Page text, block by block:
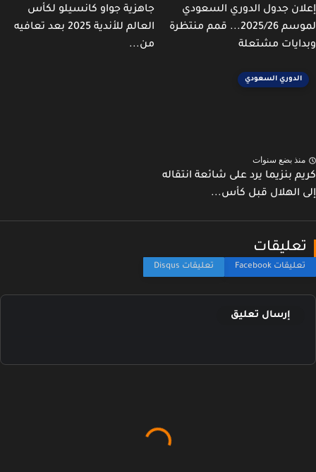
جدول الدوري السعودي
لموسم 2025/26... قمم منتظرة
مشتعلة
جاهزية جواو كانسيلو لكأس
العالم للأندية 2025 بعد تعافيه
من...
الدوري السعودي
بضع سنوات
بنزيما يرد على شائعة انتقاله
الهلال قبل كأس...
إرسال تعليق